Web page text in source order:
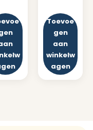
Toevoe
gen
aan
winkelw
agen